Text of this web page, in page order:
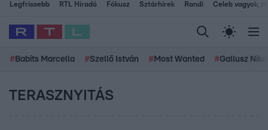
Legfrissebb RTL Híradó Fókusz Sztárhírek Randi Celeb vagyok,
# Babits Marcella #Szellő István # Most Wanted #Gallusz
TERASZNYITÁS